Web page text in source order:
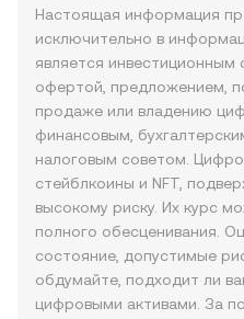
Настоящая информация
исключительно в
является инвестиционным
офертой, предложением,
продаже или владению
финансовым,
налоговым советом.
стейблкоины и NFT,
высокому риску. Их курс
полного обесценивания.
состояние, допустимые
обдумайте, подходит ли
цифровыми активами. За